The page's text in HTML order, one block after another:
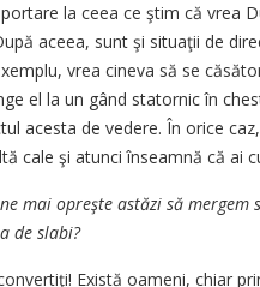
la ceea ce ştim că vrea
aceea, sunt şi situaţii de
vrea cineva să se
el la un gând statornic în
acesta de vedere. În orice
cale şi atunci înseamnă că ai
mai opreşte astăzi să
de slabi?
Există oameni, chiar